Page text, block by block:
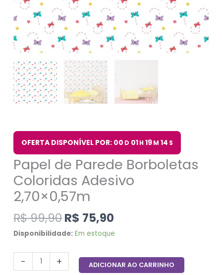
OFERTA DISPONÍVEL POR: 00 D 01H 19M 14 S
Papel de Parede Borboletas
Coloridas Adesivo
2,70×0,57m
R$99,90R$ 75,90
Disponibilidade: Em estoque
- + ADICIONAR AO CARRINHO